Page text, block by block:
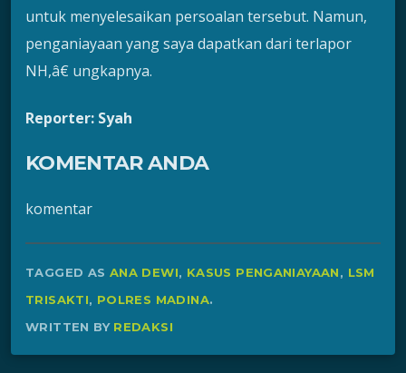
untuk menyelesaikan persoalan tersebut. Namun,
penganiayaan yang saya dapatkan dari terlapor
NH,â€ ungkapnya.
Reporter: Syah
KOMENTAR ANDA
komentar
TAGGED AS ANA DEWI, KASUS PENGANIAYAAN, LSM
TRISAKTI, POLRES MADINA.
WRITTEN BY REDAKSI